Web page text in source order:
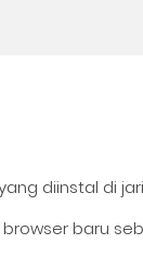
diinstal di
baru